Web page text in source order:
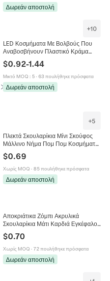
Δωρεάν αποστολή
σε Ρούχα και αξεσουάρ πάρτι
+10
LED Κοσμήματα Με Βολβούς Που
Αναβοσβήνουν Πλαστικό Κράμα
Φωτεινά Σκουλαρίκια Κολιέ Βραχιόλι
Χριστουγεννιάτικο Πάρτι Γιορτή
$0.92-1.44
Μικτό MOQ : 5· 63 πουλήθηκε πρόσφατα
Δωρεάν αποστολή
+5
Πλεκτά Σκουλαρίκια Μίνι Σκούφος
Μάλλινο Νήμα Πομ Πομ Κοσμήματα
Χειμώνας Χαριτωμένο Χρώμα
Καραμέλας Για Γυναίκες
$0.69
Χωρίς MOQ · 85 πουλήθηκε πρόσφατα
Δωρεάν αποστολή
Αποκριάτικα Ζόμπι Ακρυλικά
Σκουλαρίκια Μάτι Καρδιά Εγκέφαλος
Γλώσσα Γοτθικό Τρόμου Κοσμήματα
Με Ατσάλινο Κούμπωμα
$0.70
Χωρίς MOQ · 72 πουλήθηκε πρόσφατα
Δωρεάν αποστολή